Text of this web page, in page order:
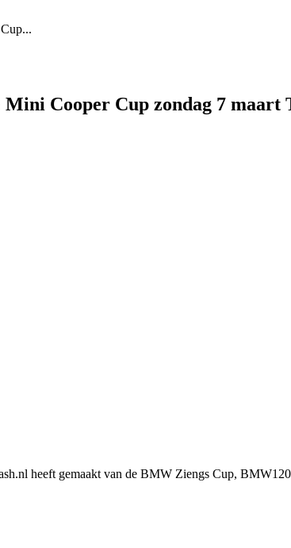
Cooper Cup zondag 7 maart
heeft gemaakt van de BMW Ziengs Cup,